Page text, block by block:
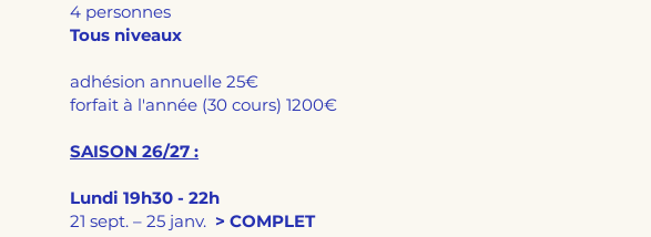
4 personnes
Tous niveaux
adhésion annuelle 25€
forfait à l'année (30 cours) 1200€
SAISON 26/27 :
Lundi 19h30 - 22h
21 sept. – 25 janv. > COMPLET